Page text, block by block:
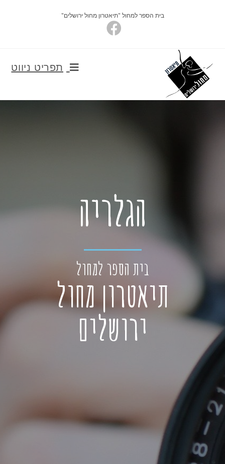
בית הספר למחול "תיאטרון מחול ירושלים"
תפריט ניווט
הגלריה
בית הספר למחול
תיאטרון מחול
ירושלים